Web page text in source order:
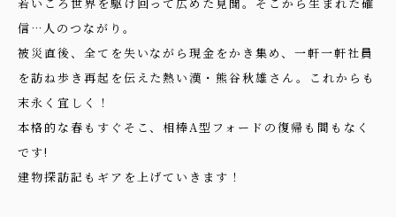
信…人のつながり。
被災直後、全てを失いながら現金をかき集め、一軒一軒社員
を訪ね歩き再起を伝えた熱い漢・熊谷秋雄さん。これからも
末永く宜しく！
本格的な春もすぐそこ、相棒A型フォードの復帰も間もなく
です!
建物探訪記もギアを上げていきます！